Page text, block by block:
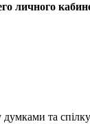
личного
та